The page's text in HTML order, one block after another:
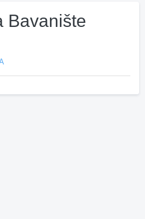
Bavanište